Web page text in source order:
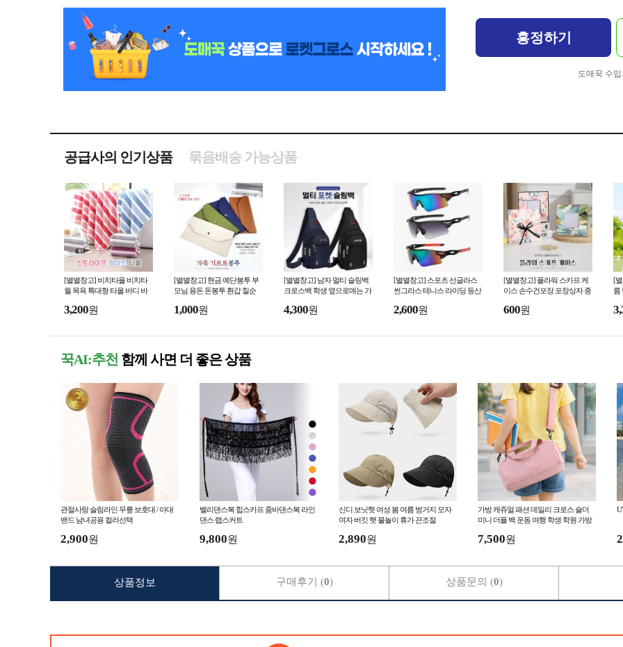
흥정하기
도매꾹 수
공급사의 인기상품 묶음배송 가능상품
[별별창고] 비치타올 비치타
월 목욕 특대형 타올 바디 바
디타월
3,200원
[별별창고] 현금 예단봉투 부
모님 용돈 돈봉투 환갑 칠순
비
1,000원
[별별창고] 남자 멀티 슬링백
크로스백 학생 옆으로매는 가
어깨 앞으로매는
4,300원
[별별창고] 스포츠 선글라스
썬그라스 테니스 라이딩 등산
2,600원
[별별창고] 플라워 스카프 케
이스 손수건포장 포장상자 종
600원
[
름
핑
꾹AI:추천 함께 사면 더 좋은 상품
관절사랑 슬림라인 무릎 보호대 / 아대
밴드 남녀공용 컬러선택
2,900원
밸리댄스복 힙스카프 줌바댄스복 라인
댄스 랩스커트
9,800원
신디 보닛햇 여성 봄 여름 벙거지 모자
여자 버킷 햇 물놀이 휴가 끈조절
2,890원
가방 캐쥬얼 패션 데일리 크로스 숄더
미니 더플 백 운동 여행 학생 학원 가방
7,500원
상품정보 구매후기 (0) 상품문의 (0)